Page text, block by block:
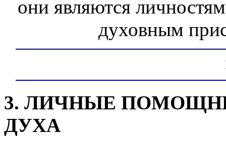
они являются
духовным
3. ЛИЧНЫЕ
ДУХА